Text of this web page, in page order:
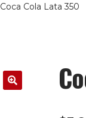
Coca Cola Lata 350